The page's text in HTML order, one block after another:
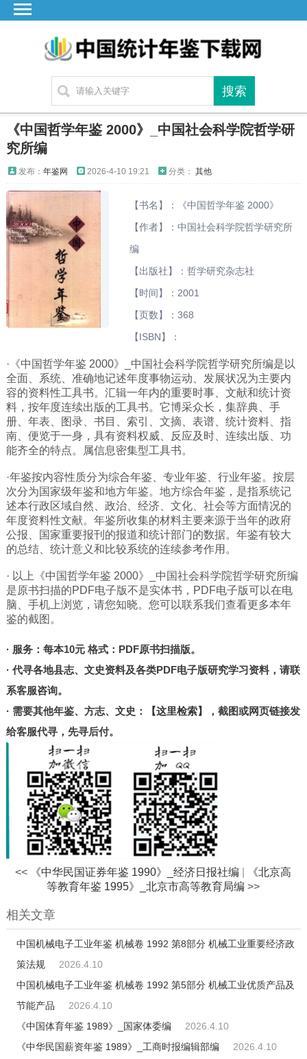
江苏
四川
贵州
云南
浙江
江西
广西
上海
重庆
山西
黑龙江
辽宁
河北
内蒙
青海
新疆
天津
北京
甘肃
陕西
河南
山东
宁夏
港澳
其他
《中国哲学年鉴 2000》_中国社会科学院哲学研
究所编
发布： 年鉴网 2026-4-10 19:21 分类： 其他
【书名】：《中国哲学年鉴 2000》
【作者】：中国社会科学院哲学研究所
编
【出版社】：哲学研究杂志社
【时间】：2001
【页数】：368
【ISBN】：
·《中国哲学年鉴 2000》_中国社会科学院哲学研究所编是以
全面、系统、准确地记述年度事物运动、发展状况为主要内
容的资料性工具书。汇辑一年内的重要时事、文献和统计资
料，按年度连续出版的工具书。它博采众长，集辞典、手
册、年表、图录、书目、索引、文摘、表谱、统计资料、指
南、便览于一身，具有资料权威、反应及时、连续出版、功
能齐全的特点。属信息密集型工具书。
·年鉴按内容性质分为综合年鉴、专业年鉴、行业年鉴。按层
次分为国家级年鉴和地方年鉴。地方综合年鉴，是指系统记
述本行政区域自然、政治、经济、文化、社会等方面情况的
年度资料性文献。年鉴所收集的材料主要来源于当年的政府
公报、国家重要报刊的报道和统计部门的数据。年鉴有较大
的总结、统计意义和比较系统的连续参考作用。
· 以上《中国哲学年鉴 2000》_中国社会科学院哲学研究所编
是原书扫描的PDF电子版不是实体书，PDF电子版可以在电
脑、手机上浏览，请您知晓。您可以联系我们查看更多本年
鉴的截图。
· 服务：每本10元 格式：PDF原书扫描版。
· 代寻各地县志、文史资料及各类PDF电子版研究学习资料，请联
系客服咨询。
· 需要其他年鉴、方志、文史：
【这里检索】
，截图或网页链接发
给客服代寻，先寻后付。
<< 《中华民国证券年鉴 1990》_经济日报社编
《北京高
等教育年鉴 1995》_北京市高等教育局编 >>
相关文章
中国机械电子工业年鉴 机械卷 1992 第8部分 机械工业重要经济政
策法规
2026.4.10
中国机械电子工业年鉴 机械卷 1992 第5部分 机械工业优质产品及
节能产品
2026.4.10
《中国体育年鉴 1989》_国家体委编
2026.4.10
《中华民国薪资年鉴 1989》_工商时报编辑部编
2026.4.10